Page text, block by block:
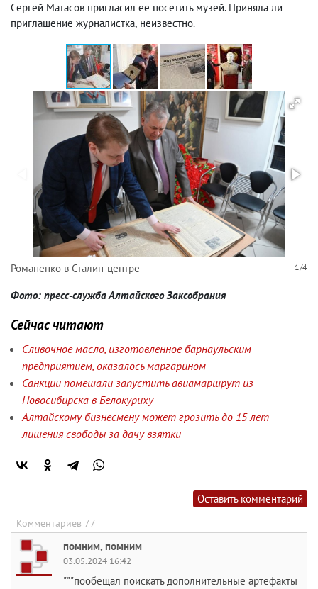
Сергей Матасов пригласил ее посетить музей. Приняла ли
приглашение журналистка, неизвестно.
1/4
Романенко в Сталин-центре
Фото: пресс-служба Алтайского Заксобрания
Сейчас читают
Сливочное масло, изготовленное барнаульским
предприятием, оказалось маргарином
Санкции помешали запустить авиамаршрут из
Новосибирска в Белокуриху
Алтайскому бизнесмену может грозить до 15 лет
лишения свободы за дачу взятки
Оставить комментарий
Комментариев 77
помним, помним
03.05.2024 16:42
"""пообещал поискать дополнительные артефакты